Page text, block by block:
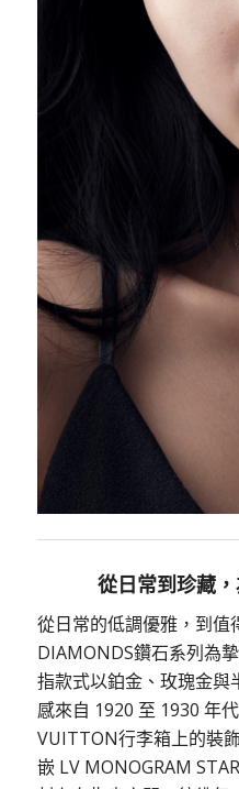
從日常到珍藏
從日常的低調優雅，到值
DIAMONDS鑽石系列為
指款式以鉑金、玫瑰金與
感來自 1920 至 1930 年
VUITTON行李箱上的裝
嵌 LV MONOGRAM